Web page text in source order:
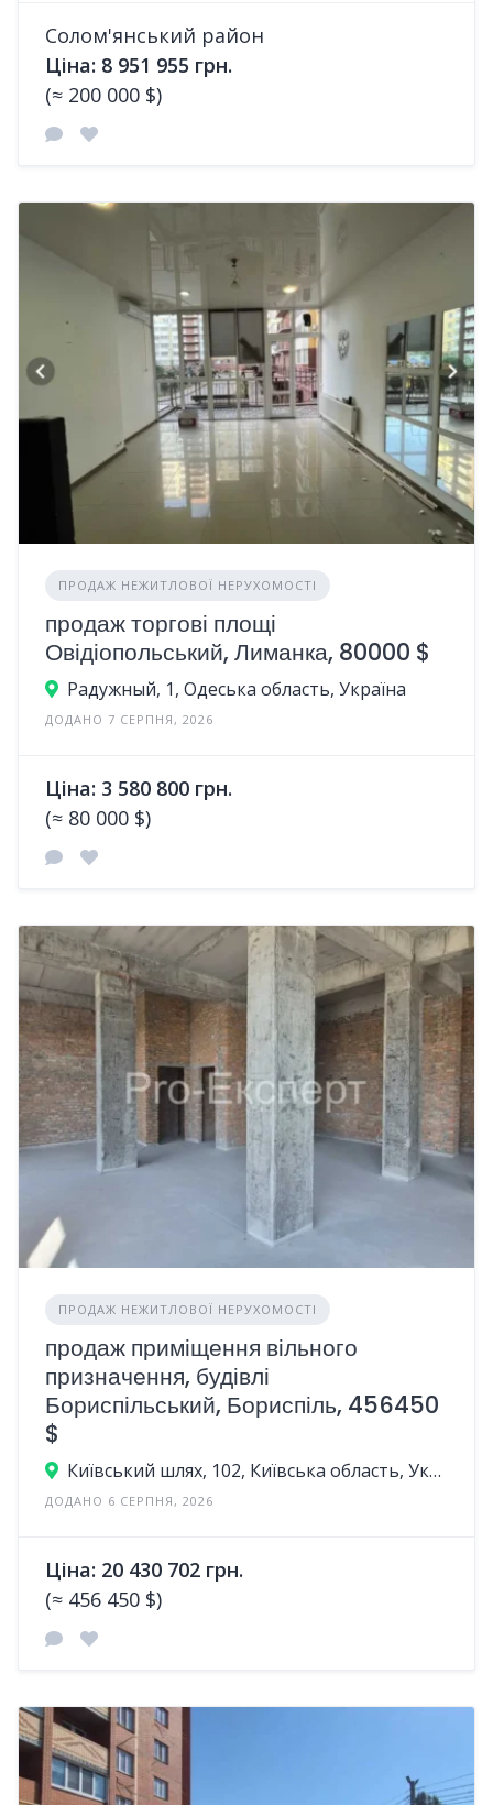
Солом'янський район
Ціна: 8 951 955 грн.
(≈ 200 000 $)
ПРОДАЖ НЕЖИТЛОВОЇ НЕРУХОМОСТІ
продаж торгові площі
Овідіопольський, Лиманка, 80000 $
Радужный, 1, Одеська область, Україна
ДОДАНО 7 СЕРПНЯ, 2026
Ціна: 3 580 800 грн.
(≈ 80 000 $)
ПРОДАЖ НЕЖИТЛОВОЇ НЕРУХОМОСТІ
продаж приміщення вільного
призначення, будівлі
Бориспільський, Бориспіль, 456450
$
Київський шлях, 102, Київська область, Україна
ДОДАНО 6 СЕРПНЯ, 2026
Ціна: 20 430 702 грн.
(≈ 456 450 $)